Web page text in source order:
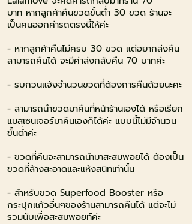
บาท หากลูกค้าคืนขวดขั้นต่ำ 30 ขวด ร้านจะ
เป็นคนออกค่ารถตรงนี้ให้ค่ะ
- หากลูกค้าคืนไม่ครบ 30 ขวด แต่อยากส่งคืน
สามารถคืนได้ จะมีค่าส่งกลับคืน 70 บาทค่ะ
- รบกวนแจ้งจำนวนขวดที่ต้องการคืนด้วยนะคะ
- สามารถนำขวดมาคืนที่หน้าร้านเองได้ หรือเรียก
แมสเซนเจอร์มาคืนเองก็ได้ค่ะ แบบนี้ไม่มีจำนวน
ขั้นต่ำค่ะ
- ขวดที่คืนจะสามารถนำมาสะสมพอยได้ ต้องเป็น
ขวดที่ล้างสะอาดและแห้งสนิทเท่านั้น
- สำหรับขวด Superfood Booster หรือ
กระปุกแก้วอื่นๆของร้านสามารถคืนได้ แต่จะไม่
รวมนับเพื่อสะสมพอยท์ค่ะ